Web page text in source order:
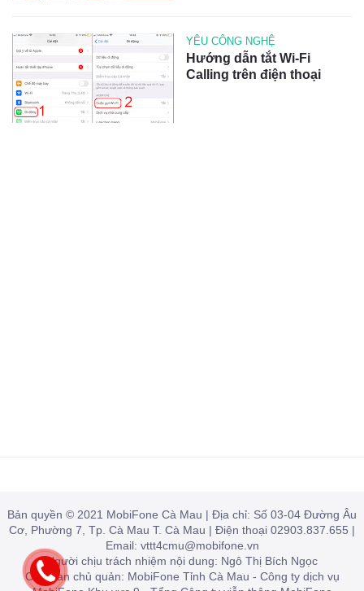
YÊU CÔNG NGHỆ
Hướng dẫn tắt Wi-Fi
Calling trên điện thoại
Bản quyền © 2021 MobiFone Cà Mau | Địa chỉ: Số 03-04 Đường Âu
Cơ, Phường 7, Tp. Cà Mau T. Cà Mau | Điện thoại 02903.837.655 |
Email: vttt4cmu@mobifone.vn
Người chịu trách nhiệm nội dung: Ngô Thị Bích Ngọc
Cơ quan chủ quản: MobiFone Tỉnh Cà Mau - Công ty dịch vụ